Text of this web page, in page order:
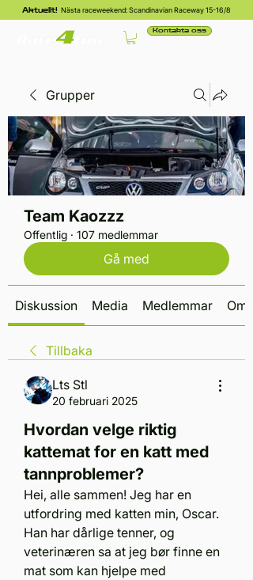
Aktuellt! Nästa raceweekend: Scandinavian Raceway 15-16/8
Kontakta oss
Grupper
Team Kaozzz
Offentlig · 107 medlemmar
Gå med
Diskussion Media Medlemmar Om
Tillbaka
Lts Stl
20 februari 2025
Hvordan velge riktig
kattemat for en katt med
tannproblemer?
Hei, alle sammen! Jeg har en
utfordring med katten min, Oscar.
Han har dårlige tenner, og
veterinæren sa at jeg bør finne en
mat som kan hjelpe med